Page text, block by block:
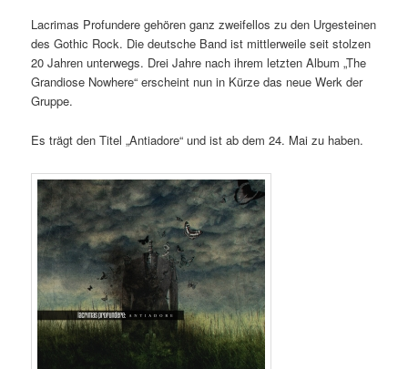
Lacrimas Profundere gehören ganz zweifellos zu den Urgesteinen
des Gothic Rock. Die deutsche Band ist mittlerweile seit stolzen
20 Jahren unterwegs. Drei Jahre nach ihrem letzten Album „The
Grandiose Nowhere“ erscheint nun in Kürze das neue Werk der
Gruppe.
Es trägt den Titel „Antiadore“ und ist ab dem 24. Mai zu haben.